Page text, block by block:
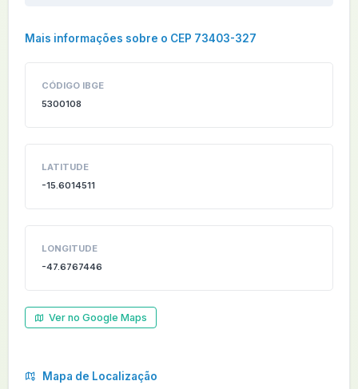
Mais informações sobre o CEP 73403-327
CÓDIGO IBGE
5300108
LATITUDE
-15.6014511
LONGITUDE
-47.6767446
Ver no Google Maps
Mapa de Localização